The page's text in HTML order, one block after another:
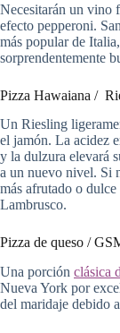
Necesitarán un vino
efecto pepperoni.
más popular de
sorprendentemente
Pizza Hawaiana /
Un Riesling
el jamón. La acidez
y la dulzura elevará
a un nuevo nivel. Si
más afrutado o
Lambrusco.
Pizza de queso /
Una porción clásica
Nueva York por
del maridaje debido